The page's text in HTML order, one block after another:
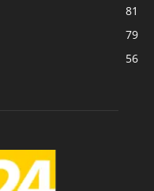
81
79
56